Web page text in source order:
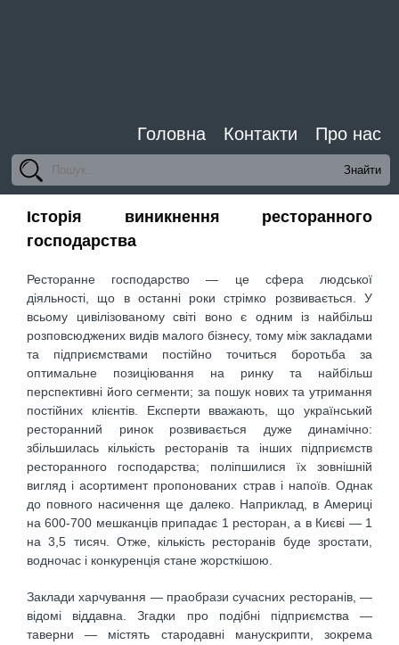
Головна Контакти Про нас
Історія виникнення ресторанного
господарства
Ресторанне господарство — це сфера людської
діяльності, що в останні роки стрімко розвивається. У
всьому цивілізованому світі воно є одним із найбільш
розповсюджених видів малого бізнесу, тому між закладами
та підприємствами постійно точиться боротьба за
оптимальне позиціювання на ринку та найбільш
перспективні його сегменти; за пошук нових та утримання
постійних клієнтів. Експерти вважають, що український
ресторанний ринок розвивається дуже динамічно:
збільшилась кількість ресторанів та інших підприємств
ресторанного господарства; поліпшилися їх зовнішній
вигляд і асортимент пропонованих страв і напоїв. Однак
до повного насичення ще далеко. Наприклад, в Америці
на 600-700 мешканців припадає 1 ресторан, а в Києві — 1
на 3,5 тисяч. Отже, кількість ресторанів буде зростати,
водночас і конкуренція стане жорсткішою.
Заклади харчування — праобрази сучасних ресторанів, —
відомі віддавна. Згадки про подібні підприємства —
таверни — містять стародавні манускрипти, зокрема